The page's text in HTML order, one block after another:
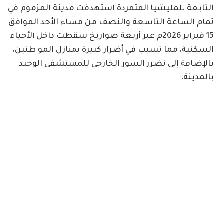
التابعة للمليشيا المتمردة استهدفت مدينة المزموم في
تمام الساعة التاسعة والنصف من مساء الأحد الموافق
15 فبراير 2026م عبر أربعة صواريخ سقطت داخل الأحياء
السكنية، مما تسبب في أضرار كبيرة بمنازل المواطنين،
بالإضافة إلى تضرر السور الخارجي للمستشفى الوحيد
بالمدينة.